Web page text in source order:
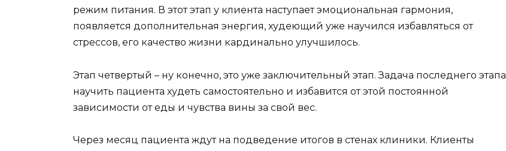
режим питания. В этот этап у клиента наступает эмоциональная гармония,
появляется дополнительная энергия, худеющий уже научился избавляться от
стрессов, его качество жизни кардинально улучшилось.
Этап четвертый – ну конечно, это уже заключительный этап. Задача последнего этапа
научить пациента худеть самостоятельно и избавится от этой постоянной
зависимости от еды и чувства вины за свой вес.
Через месяц пациента ждут на подведение итогов в стенах клиники. Клиенты